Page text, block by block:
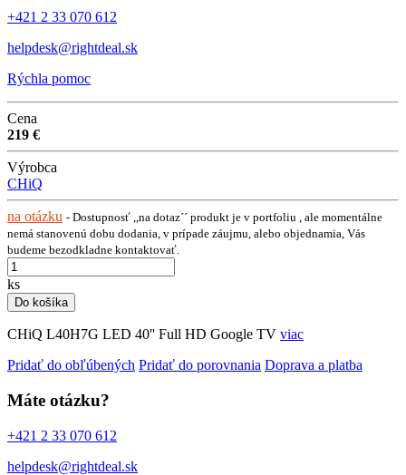
+421 2 33 070 612
helpdesk@rightdeal.sk
Rýchla pomoc
Cena
219 €
Výrobca
CHiQ
na otázku - Dostupnosť ,,na dotaz´´ produkt je v portfoliu , ale momentálne
nemá stanovenú dobu dodania, v prípade záujmu, alebo objednamia, Vás
budeme bezodkladne kontaktovať.
ks
Do košíka
CHiQ L40H7G LED 40'' Full HD Google TV viac
Pridať do obľúbených Pridať do porovnania Doprava a platba
Máte otázku?
+421 2 33 070 612
helpdesk@rightdeal.sk